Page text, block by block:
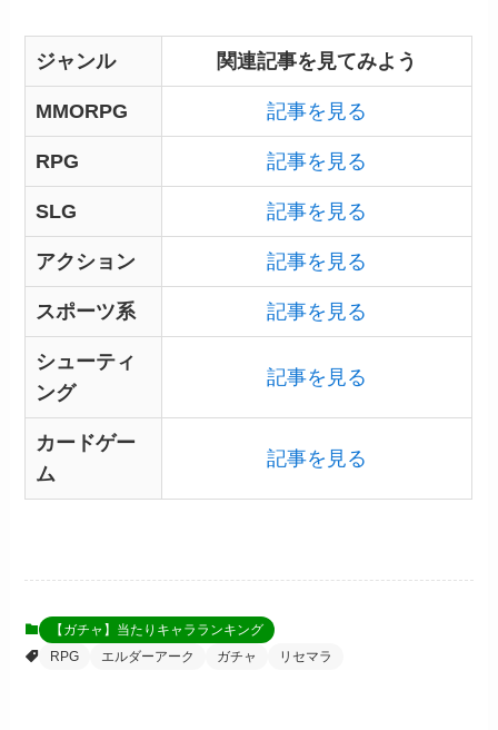
ジャンル 関連記事を見てみよう
MMORPG 記事を見る
RPG 記事を見る
SLG 記事を見る
アクション 記事を見る
スポーツ系 記事を見る
シューティ
ング
記事を見る
カードゲー
ム
記事を見る
【ガチャ】当たりキャラランキング
RPG
エルダーアーク ガチャ リセマラ